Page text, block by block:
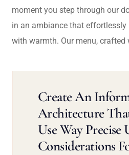
moment you step through our
in an ambiance that
with warmth. Our menu, crafted
Create An
Architecture
Use Way Precise
Considerations